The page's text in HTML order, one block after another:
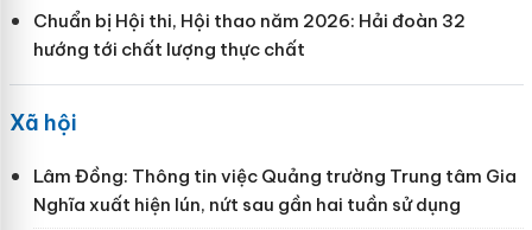
Chuẩn bị Hội thi, Hội thao năm 2026: Hải đoàn 32
hướng tới chất lượng thực chất
Xã hội
Lâm Đồng: Thông tin việc Quảng trường Trung tâm Gia
Nghĩa xuất hiện lún, nứt sau gần hai tuần sử dụng